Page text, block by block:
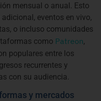
mensual o anual. Esto
eventos en vivo,
o incluso comunidades
como Patreon,
populares entre los
recurrentes y
con su audiencia.
y mercados